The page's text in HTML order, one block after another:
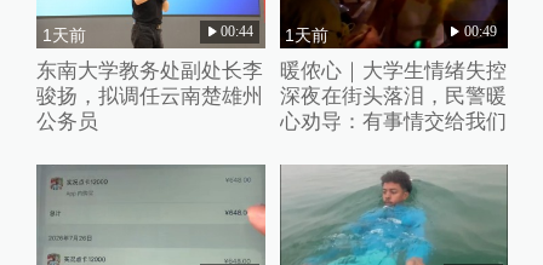
1天前 00:44
东南大学教务处副处长李
骏扬，拟调任云南楚雄州
公务员
1天前 00:49
暖侬心｜大学生情绪失控
深夜在街头落泪，民警暖
心劝导：有事情交给我们